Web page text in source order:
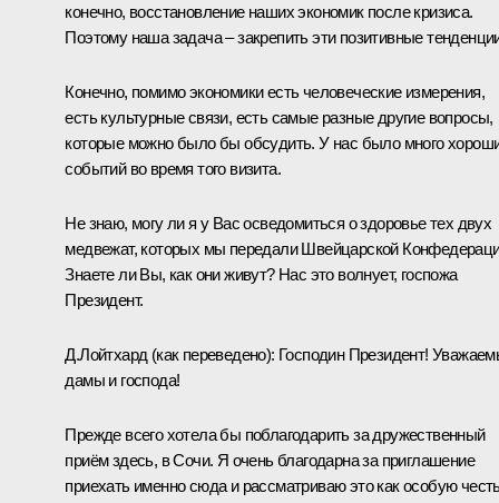
конечно, восстановление наших экономик после кризиса.
Поэтому наша задача – закрепить эти позитивные
Конечно, помимо экономики есть человеческие измерения,
есть культурные связи, есть самые разные другие вопросы,
которые можно было бы обсудить. У нас было много
событий во время того визита.
Не знаю, могу ли я у Вас осведомиться о здоровье тех двух
медвежат, которых мы передали Швейцарской
Знаете ли Вы, как они живут? Нас это волнует, госпожа
Президент.
Д.Лойтхард (как переведено): Господин Президент!
дамы и господа!
Прежде всего хотела бы поблагодарить за дружественный
приём здесь, в Сочи. Я очень благодарна за приглашение
приехать именно сюда и рассматриваю это как особую